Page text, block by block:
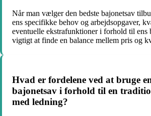
Når man vælger den bedste bajonetsav
ens specifikke behov og arbejdsopgaver,
eventuelle ekstrafunktioner i forhold til ens
vigtigt at finde en balance mellem pris og
Hvad er fordelene ved at bruge
bajonetsav i forhold til en
med ledning?